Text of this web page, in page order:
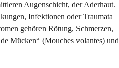
Augenschicht, der Aderhaut.
Infektionen oder Traumata
gehören Rötung, Schmerzen,
Mücken“ (Mouches volantes) und